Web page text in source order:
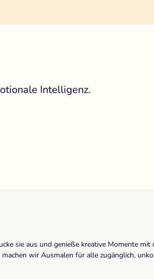
Intelligenz.
sie aus und genieße kreative Momente
wir Ausmalen für alle zugänglich,